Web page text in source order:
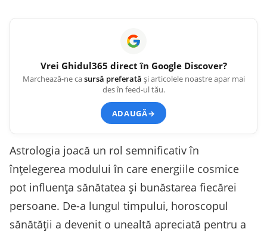
Vrei Ghidul365 direct în Google Discover?
Marchează-ne casursă preferată și articolele noastre apar mai
des în feed-ul tău.
ADAUGĂ→
Astrologia joacă un rol semnificativ în
înțelegerea modului în care energiile cosmice
pot influența sănătatea și bunăstarea fiecărei
persoane. De-a lungul timpului, horoscopul
sănătății a devenit o unealtă apreciată pentru a